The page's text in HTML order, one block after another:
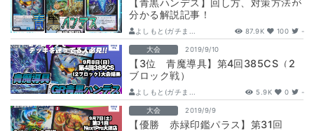
【青黒ハンデス】回し方、対策方法が
分かる解説記事！
よしもと(ガチま... 87.9K 100 -
大会 2019/9/10
【3位 青魔導具】第4回385CS（2
ブロック戦）
よしもと(ガチま... 5.9K 0 -
大会 2019/9/9
【優勝 赤緑印鑑パラス】第31回